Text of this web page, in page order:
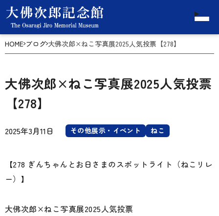
HOME ブログ 大佛次郎×ねこ写真展2025人気投票【278】
大佛次郎×ねこ写真展2025人気投票
【278】
2025年3月11日 その他展示・イベント ねこ
【278 ぎんちゃんとお日さまのスポットライト（ねこリレ
ー）】
大佛次郎×ねこ写真展2025人気投票